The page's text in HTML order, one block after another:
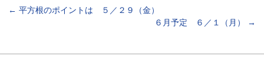
← 平方根のポイントは ５／２９（金）
６月予定 ６／１（月）
→